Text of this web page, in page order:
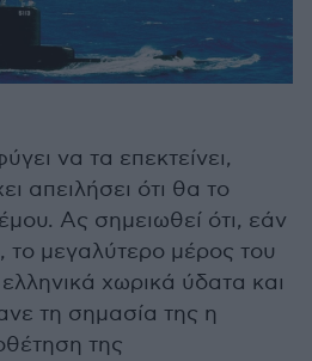
να τα επεκτείνει,
απειλήσει ότι θα το
Ας σημειωθεί ότι, εάν
το μεγαλύτερο μέρος του
χωρικά ύδατα και
τη σημασία της η
της